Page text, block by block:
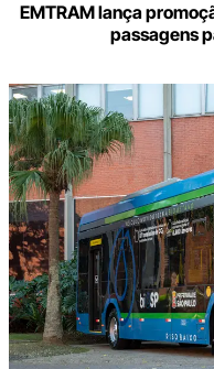
EMTRAM lança
passagens